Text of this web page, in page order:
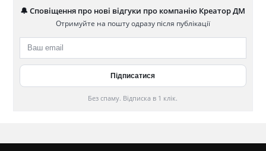
🔔 Сповіщення про нові відгуки про компанію Креатор ДМ
Отримуйте на пошту одразу після публікації
Без спаму. Відписка в 1 клік.